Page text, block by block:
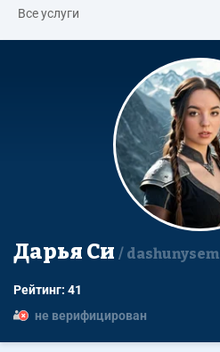
Все услуги
Дарья Си dashunysem
Рейтинг: 41
не верифицирован